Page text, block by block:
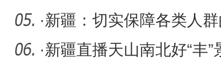
坚守书
·新疆：切实保障各类人
·新疆直播天山南北好“丰”